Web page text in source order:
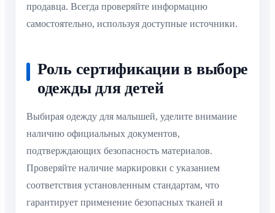
продавца. Всегда проверяйте информацию
самостоятельно, используя доступные источники.
Роль сертификации в выборе
одежды для детей
Выбирая одежду для малышей, уделите внимание
наличию официальных документов,
подтверждающих безопасность материалов.
Проверяйте наличие маркировки с указанием
соответствия установленным стандартам, что
гарантирует применение безопасных тканей и